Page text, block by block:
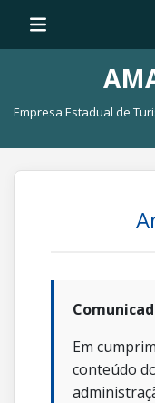
Empresa Estadual de
Em
conteúdo